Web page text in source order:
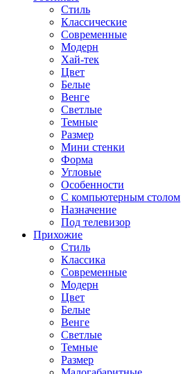
Стиль
Классические
Современные
Модерн
Хай-тек
Цвет
Белые
Венге
Светлые
Темные
Размер
Мини стенки
Форма
Угловые
Особенности
С компьютерным столом
Назначение
Под телевизор
Прихожие
Стиль
Классика
Современные
Модерн
Цвет
Белые
Венге
Светлые
Темные
Размер